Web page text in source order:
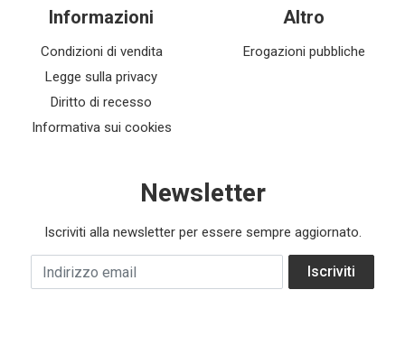
Informazioni
Condizioni di vendita
Legge sulla privacy
Diritto di recesso
Informativa sui cookies
Altro
Erogazioni pubbliche
Newsletter
Iscriviti alla newsletter per essere sempre aggiornato.
Indirizzo email Iscriviti